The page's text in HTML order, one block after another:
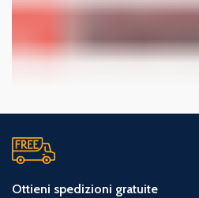
Ottieni spedizioni gratuite